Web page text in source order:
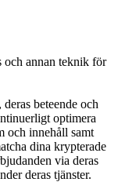
och annan teknik för
beteende och
optimera
och innehåll samt
dina krypterade
via deras
deras tjänster.